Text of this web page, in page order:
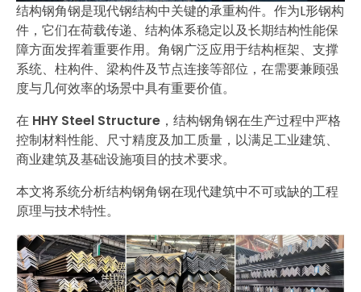
结构钢角钢是现代钢结构中关键的承重构件。作为L形钢构
件，它们在荷载传递、结构体系稳定以及长期结构性能保
障方面发挥着重要作用。角钢广泛应用于结构框架、支撑
系统、柱构件、梁构件及节点连接等部位，在需要兼顾强
度与几何效率的场景中具有重要价值。
在 HHY Steel Structure ，结构钢角钢在生产过程中严格
控制材料性能、尺寸精度及加工质量，以满足工业建筑、
商业建筑及基础设施项目的技术要求。
本文将系统分析结构钢角钢在现代建筑中不可或缺的工程
原理与技术特性。